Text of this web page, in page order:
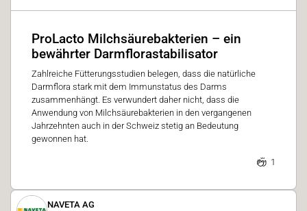
ProLacto Milchsäurebakterien – ein
bewährter Darmflorastabilisator
Zahlreiche Fütterungsstudien belegen, dass die natürliche
Darmflora stark mit dem Immunstatus des Darms
zusammenhängt. Es verwundert daher nicht, dass die
Anwendung von Milchsäurebakterien in den vergangenen
Jahrzehnten auch in der Schweiz stetig an Bedeutung
gewonnen hat.
1
NAVETA AG